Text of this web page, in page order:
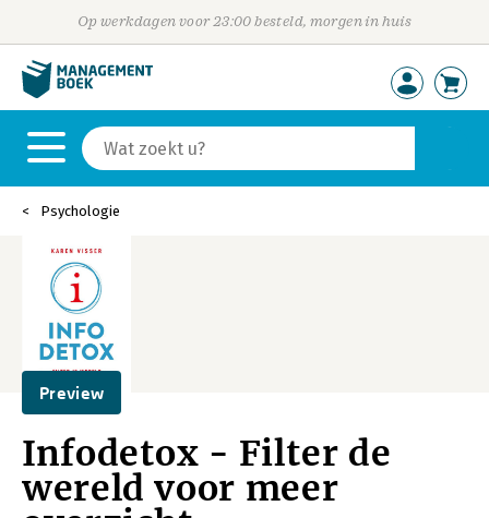
Op werkdagen voor 23:00 besteld, morgen in huis
Psychologie
Preview
Infodetox - Filter de
wereld voor meer